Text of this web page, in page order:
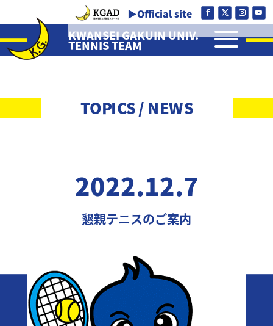
▶Official site
KWANSEI GAKUIN UNIV.
TENNIS TEAM a
TOPICS / NEWS
2022.12.7
懇親テニスのご案内